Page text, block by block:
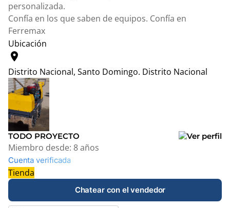
personalizada.
Confía en los que saben de equipos. Confía en
Ferremax
Ubicación
location_on
Distrito Nacional, Santo Domingo. Distrito Nacional
+
−
Leaflet|© OpenStreetMap contributors
TODO PROYECTO
Miembro desde: 8 años
Cuenta verificada
Tienda
Chatear con el vendedor